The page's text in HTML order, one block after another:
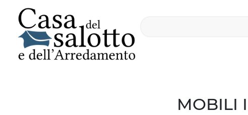
MOBILI